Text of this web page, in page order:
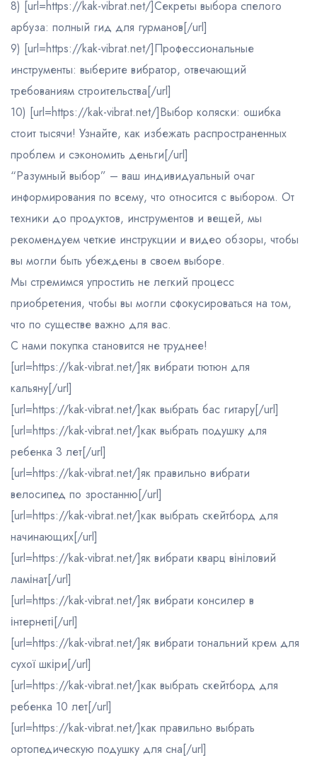
8) [url=https://kak-vibrat.net/]Секреты выбора спелого
арбуза: полный гид для гурманов[/url]
9) [url=https://kak-vibrat.net/]Профессиональные
инструменты: выберите вибратор, отвечающий
требованиям строительства[/url]
10) [url=https://kak-vibrat.net/]Выбор коляски: ошибка
стоит тысячи! Узнайте, как избежать распространенных
проблем и сэкономить деньги[/url]
“Разумный выбор” – ваш индивидуальный очаг
информирования по всему, что относится с выбором. От
техники до продуктов, инструментов и вещей, мы
рекомендуем четкие инструкции и видео обзоры, чтобы
вы могли быть убеждены в своем выборе.
Мы стремимся упростить не легкий процесс
приобретения, чтобы вы могли сфокусироваться на том,
что по существе важно для вас.
С нами покупка становится не труднее!
[url=https://kak-vibrat.net/]як вибрати тютюн для
кальяну[/url]
[url=https://kak-vibrat.net/]как выбрать бас гитару[/url]
[url=https://kak-vibrat.net/]как выбрать подушку для
ребенка 3 лет[/url]
[url=https://kak-vibrat.net/]як правильно вибрати
велосипед по зростанню[/url]
[url=https://kak-vibrat.net/]как выбрать скейтборд для
начинающих[/url]
[url=https://kak-vibrat.net/]як вибрати кварц вініловий
ламінат[/url]
[url=https://kak-vibrat.net/]як вибрати консилер в
інтернеті[/url]
[url=https://kak-vibrat.net/]як вибрати тональний крем для
сухої шкіри[/url]
[url=https://kak-vibrat.net/]как выбрать скейтборд для
ребенка 10 лет[/url]
[url=https://kak-vibrat.net/]как правильно выбрать
ортопедическую подушку для сна[/url]